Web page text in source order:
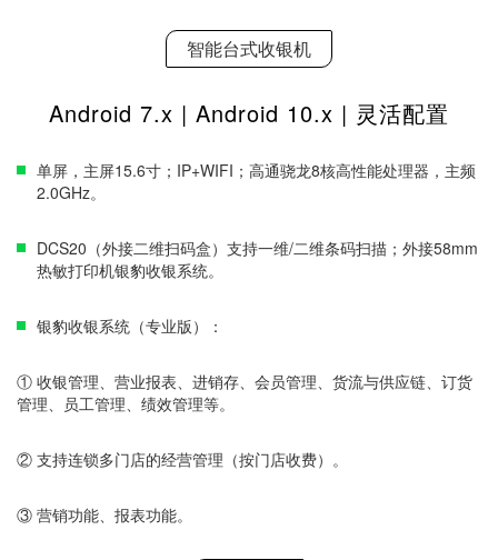
智能台式收银机
Android 7.x | Android 10.x | 灵活配置
单屏，主屏15.6寸；IP+WIFI；高通骁龙8核高性能处理器，主频
2.0GHz。
DCS20（外接二维扫码盒）支持一维/二维条码扫描；外接58mm
热敏打印机银豹收银系统。
银豹收银系统（专业版）：
① 收银管理、营业报表、进销存、会员管理、货流与供应链、订货
管理、员工管理、绩效管理等。
② 支持连锁多门店的经营管理（按门店收费）。
③ 营销功能、报表功能。